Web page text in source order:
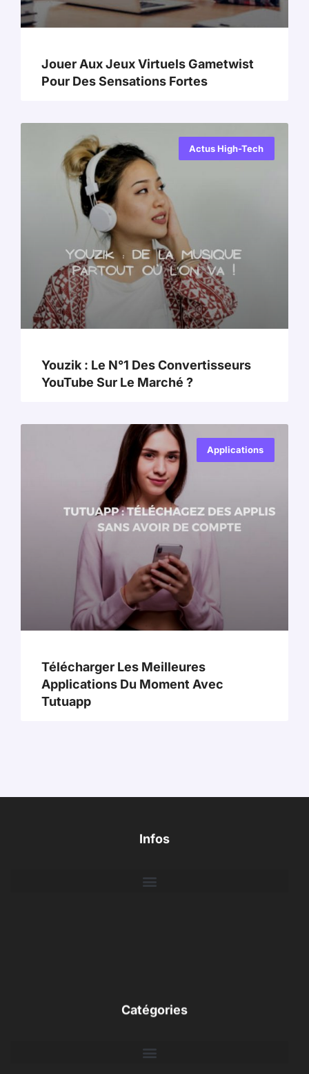
Jouer Aux Jeux Virtuels Gametwist
Pour Des Sensations Fortes
Actus High-Tech
Youzik : Le N°1 Des Convertisseurs
YouTube Sur Le Marché ?
Applications
Télécharger Les Meilleures
Applications Du Moment Avec
Tutuapp
Infos
Catégories